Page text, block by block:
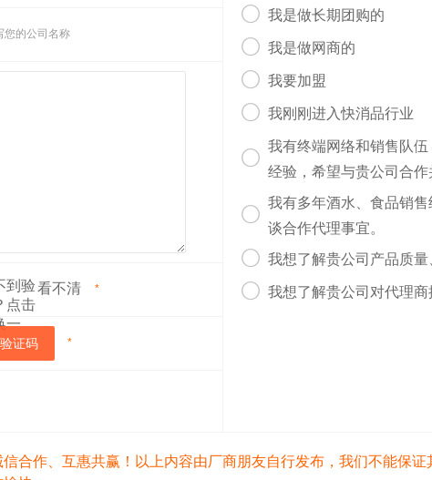
您的公司名称
看不清 *
证码 *
 我是做长期团购的
 我是做网商的
 我要加盟
 我刚刚进入快消品行业

我有终端网络和销售队
经验，希望与贵公司合作

我有多年酒水、食品销
谈合作代理事宜。
 我想了解贵公司产品质量
 我想了解贵公司对代理商
合作、互惠共赢！以上内容由厂商朋友自行发布，我们不能保